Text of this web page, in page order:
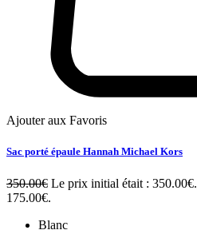
Ajouter aux Favoris
Sac porté épaule Hannah Michael Kors
350.00€ Le prix initial était : 350.00€.
175.00€.
Blanc